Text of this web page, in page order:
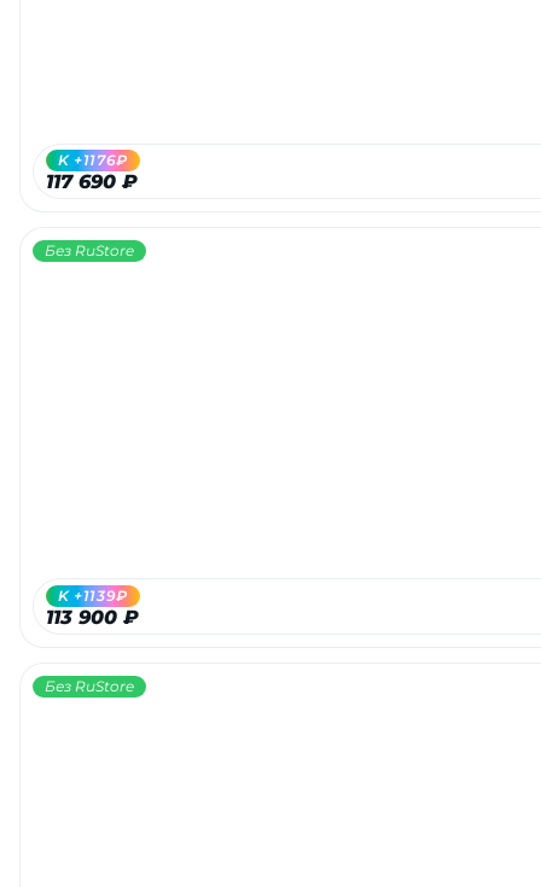
117 690 ₽
K +1176₽
Без RuStore
113 900 ₽
K +1139₽
Без RuStore